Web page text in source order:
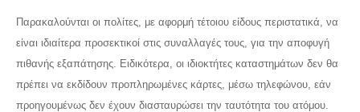
Παρακαλούνται οι πολίτες, με αφορμή τέτοιου είδους περιστατικά, να
είναι ιδιαίτερα προσεκτικοί στις συναλλαγές τους, για την αποφυγή
πιθανής εξαπάτησης. Ειδικότερα, οι ιδιοκτήτες καταστημάτων δεν θα
πρέπει να εκδίδουν προπληρωμένες κάρτες, μέσω τηλεφώνου, εάν
προηγουμένως δεν έχουν διασταυρώσει την ταυτότητα του ατόμου.